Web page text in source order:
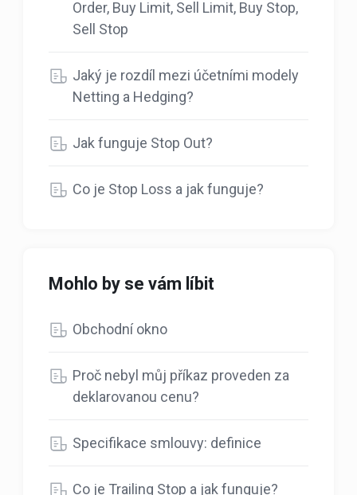
Order, Buy Limit, Sell Limit, Buy Stop,
Sell Stop
Jaký je rozdíl mezi účetními modely
Netting a Hedging?
Jak funguje Stop Out?
Co je Stop Loss a jak funguje?
Mohlo by se vám líbit
Obchodní okno
Proč nebyl můj příkaz proveden za
deklarovanou cenu?
Specifikace smlouvy: definice
Co je Trailing Stop a jak funguje?